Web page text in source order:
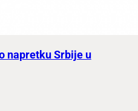
napretku Srbije u